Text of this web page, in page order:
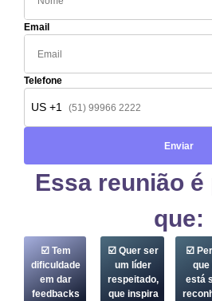
Email
Telefone
US +1
Enviar
Essa reunião é
que:
☑️ Tem
dificuldade
em dar
feedbacks
☑️ Quer ser
um líder
respeitado,
que inspira
☑️
que
está